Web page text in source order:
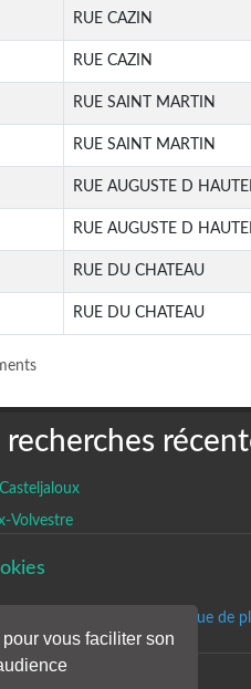
vous faciliter son
RUE CAZIN
RUE CAZIN
RUE SAINT MARTIN
RUE SAINT MARTIN
RUE AUGUSTE D
RUE AUGUSTE D
RUE DU CHATEAU
RUE DU CHATEAU
Volvestre
Un historique de